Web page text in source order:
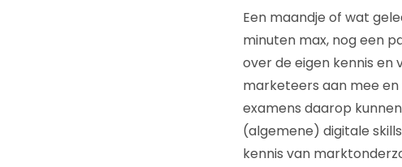
Een maandje of wat
minuten max, nog een
over de eigen kennis en
marketeers aan mee
examens daarop
(algemene) digitale
kennis van